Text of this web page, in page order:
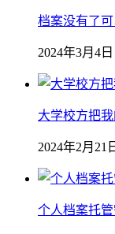
档案没有了
2024年3月4日
大学校方把
2024年2月21
个人档案托